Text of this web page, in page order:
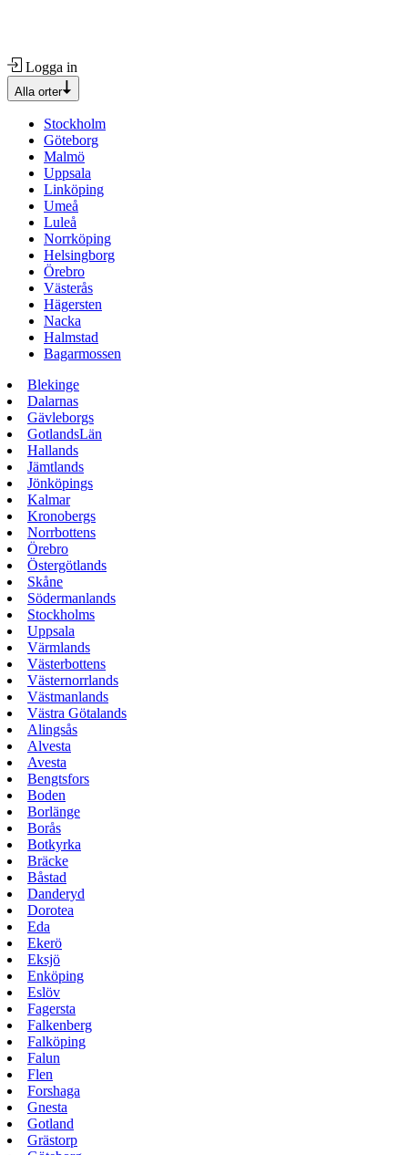
Logga in
Alla orter
Stockholm
Göteborg
Malmö
Uppsala
Linköping
Umeå
Luleå
Norrköping
Helsingborg
Örebro
Västerås
Hägersten
Nacka
Halmstad
Bagarmossen
Blekinge
Dalarnas
Gävleborgs
GotlandsLän
Hallands
Jämtlands
Jönköpings
Kalmar
Kronobergs
Norrbottens
Örebro
Östergötlands
Skåne
Södermanlands
Stockholms
Uppsala
Värmlands
Västerbottens
Västernorrlands
Västmanlands
Västra Götalands
Alingsås
Alvesta
Avesta
Bengtsfors
Boden
Borlänge
Borås
Botkyrka
Bräcke
Båstad
Danderyd
Dorotea
Eda
Ekerö
Eksjö
Enköping
Eslöv
Fagersta
Falkenberg
Falköping
Falun
Flen
Forshaga
Gnesta
Gotland
Grästorp